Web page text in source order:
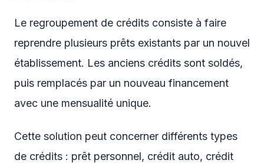
Le regroupement de crédits consiste à faire
reprendre plusieurs prêts existants par un nouvel
établissement. Les anciens crédits sont soldés,
puis remplacés par un nouveau financement
avec une mensualité unique.
Cette solution peut concerner différents types
de crédits : prêt personnel, crédit auto, crédit